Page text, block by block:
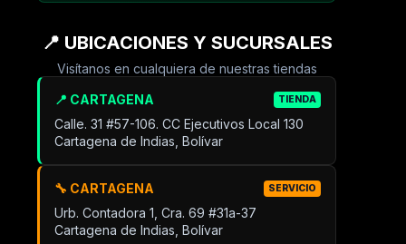
📍 UBICACIONES Y SUCURSALES
Visítanos en cualquiera de nuestras tiendas
📍 CARTAGENA TIENDA
Calle. 31 #57-106. CC Ejecutivos Local 130
Cartagena de Indias, Bolívar
🔧 CARTAGENA SERVICIO
Urb. Contadora 1, Cra. 69 #31a-37
Cartagena de Indias, Bolívar